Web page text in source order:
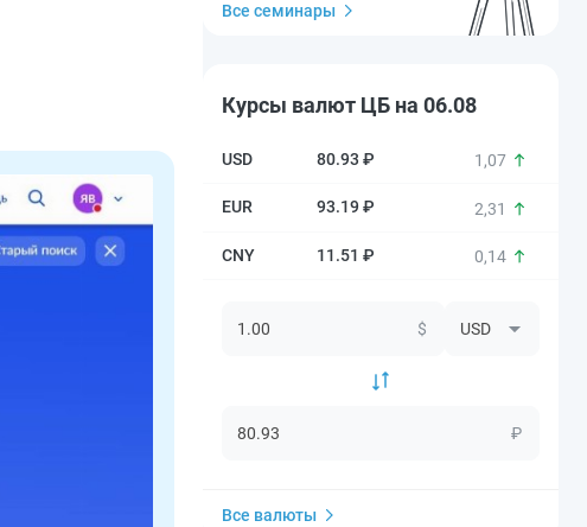
Все семинары
Курсы валют ЦБ на 06.08
80.93 ₽ 1,07
93.19 ₽ 2,31
11.51 ₽ 0,14
$
₽
Все валюты